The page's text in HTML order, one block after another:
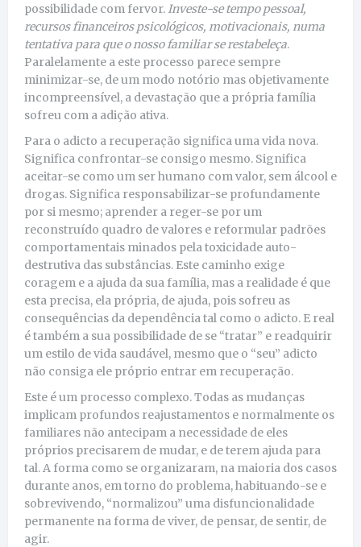
possibilidade com fervor. Investe-se tempo pessoal,
recursos financeiros psicológicos, motivacionais, numa
tentativa para que o nosso familiar se restabeleça.
Paralelamente a este processo parece sempre
minimizar-se, de um modo notório mas objetivamente
incompreensível, a devastação que a própria família
sofreu com a adição ativa.
Para o adicto a recuperação significa uma vida nova.
Significa confrontar-se consigo mesmo. Significa
aceitar-se como um ser humano com valor, sem álcool e
drogas. Significa responsabilizar-se profundamente
por si mesmo; aprender a reger-se por um
reconstruído quadro de valores e reformular padrões
comportamentais minados pela toxicidade auto-
destrutiva das substâncias. Este caminho exige
coragem e a ajuda da sua família, mas a realidade é que
esta precisa, ela própria, de ajuda, pois sofreu as
consequências da dependência tal como o adicto. E real
é também a sua possibilidade de se “tratar” e readquirir
um estilo de vida saudável, mesmo que o “seu” adicto
não consiga ele próprio entrar em recuperação.
Este é um processo complexo. Todas as mudanças
implicam profundos reajustamentos e normalmente os
familiares não antecipam a necessidade de eles
próprios precisarem de mudar, e de terem ajuda para
tal. A forma como se organizaram, na maioria dos casos
durante anos, em torno do problema, habituando-se e
sobrevivendo, “normalizou” uma disfuncionalidade
permanente na forma de viver, de pensar, de sentir, de
agir.